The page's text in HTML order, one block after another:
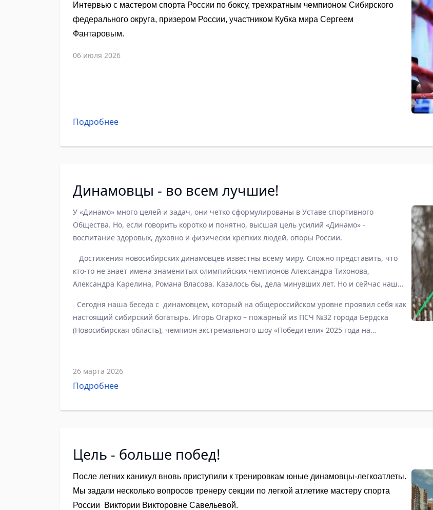
Интервью с мастером спорта России по боксу, трехкратным чемпионом Сибирского
федерального округа, призером России, участником Кубка мира Сергеем
Фантаровым.
06 июля 2026
Подробнее
Динамовцы - во всем лучшие!
У «Динамо» много целей и задач, они четко сформулированы в Уставе спортивного
Общества. Но, если говорить коротко и понятно, высшая цель усилий «Динамо» -
воспитание здоровых, духовно и физически крепких людей, опоры России.
Достижения новосибирских динамовцев известны всему миру. Сложно представить, что
кто-то не знает имена знаменитых олимпийских чемпионов Александра Тихонова,
Александра Карелина, Романа Власова. Казалось бы, дела минувших лет. Но и сейчас наши
на службе, на соревнованиях различного уровня – везде, где можно проявить силу,
выносливость, превосходную физическую подготовку.
Сегодня наша беседа с динамовцем, который на общероссийском уровне проявил себя как
настоящий сибирский богатырь. Игорь Огарко – пожарный из ПСЧ №32 города Бердска
(Новосибирская область), чемпион экстремального шоу «Победители» 2025 года на
26 марта 2026
Подробнее
Цель - больше побед!
После летних каникул вновь приступили к тренировкам юные динамовцы-легкоатлеты.
Мы задали несколько вопросов тренеру секции по легкой атлетике мастеру спорта
России Виктории Викторовне Савельевой.